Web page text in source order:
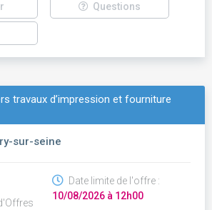
Questions
travaux d’impression et fourniture
sur-seine
Date limite de l'offre :
10/08/2026 à 12h00